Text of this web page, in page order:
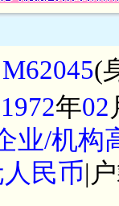
M62045(
1972年02
业/机构
民币|